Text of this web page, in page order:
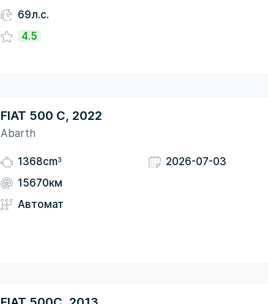
69л.с.
4.5
FIAT 500 C, 2022
Abarth
1368cm3
15670км
Автомат
2026-07-03